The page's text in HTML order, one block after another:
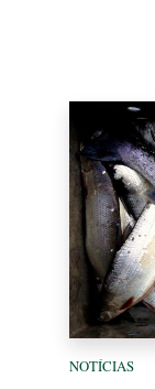
NOTÍCIAS